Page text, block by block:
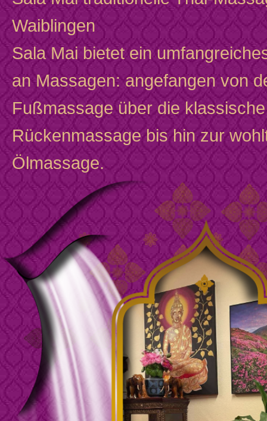
Waiblingen
Sala Mai bietet ein
an Massagen: angefangen von
Fußmassage über die klassische
Rückenmassage bis hin zur
Ölmassage.